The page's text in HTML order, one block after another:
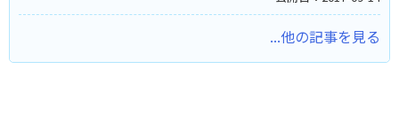
...他の記事を見る